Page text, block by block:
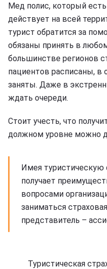
Мед полис, который
действует на всей
турист обратится за
обязаны принять в
большинстве регионов
пациентов расписаны,
заняты. Даже в
ждать очереди.
Стоит учесть, что
должном уровне можно
Имея туристическую
получает
вопросами
заниматься
представитель –
Туристическая